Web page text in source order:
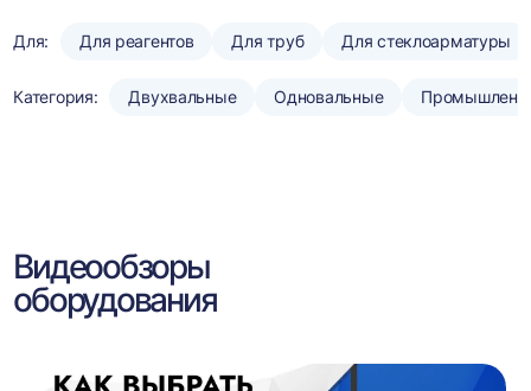
Для: Для реагентов Для труб Для стеклоарматуры
Категория: Двухвальные Одновальные
Видеообзоры
оборудования